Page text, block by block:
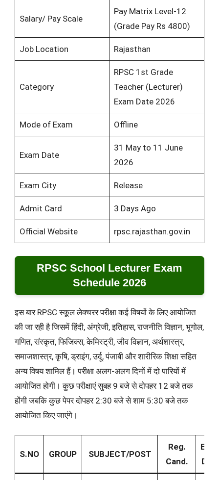
Salary/ Pay Scale
Pay Matrix Level-12
(Grade Pay Rs 4800)
Job Location Rajasthan
Category
RPSC 1st Grade
Teacher (Lecturer)
Exam Date 2026
Mode of Exam Offline
Exam Date
31 May to 11 June
2026
Exam City Release
Admit Card 3 Days Ago
Official Website rpsc.rajasthan.gov.in
RPSC School Lecturer Exam
Schedule 2026
इस बार RPSC स्कूल लेक्चरर परीक्षा कई विषयों के लिए आयोजित
की जा रही है जिसमें हिंदी, अंग्रेजी, इतिहास, राजनीति विज्ञान, भूगोल,
गणित, संस्कृत, फिजिक्स, केमिस्ट्री, जीव विज्ञान, अर्थशास्त्र,
समाजशास्त्र, कृषि, ड्राइंग, उर्दू, पंजाबी और शारीरिक शिक्षा सहित
अन्य विषय शामिल हैं। परीक्षा अलग-अलग दिनों में दो पारियों में
आयोजित होगी। कुछ परीक्षाएं सुबह 9 बजे से दोपहर 12 बजे तक
होंगी जबकि कुछ पेपर दोपहर 2:30 बजे से शाम 5:30 बजे तक
आयोजित किए जाएंगे।
S.NO GROUP SUBJECT/POST
Reg.
Cand.